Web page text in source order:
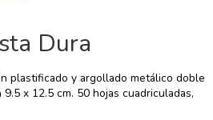
Dura
plastificado y argollado metálico doble
x 12.5 cm. 50 hojas cuadriculadas,